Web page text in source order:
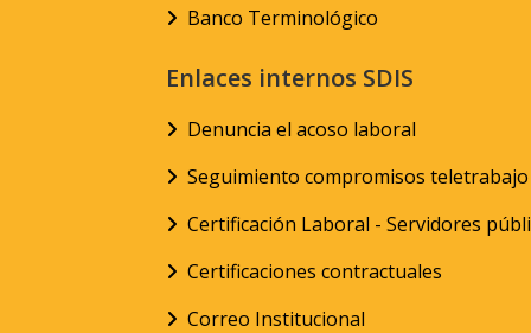
Banco Terminológico
Enlaces internos SDIS
Denuncia el acoso laboral
Seguimiento compromisos teletrabajo
Certificación Laboral - Servidores
Certificaciones contractuales
Correo Institucional